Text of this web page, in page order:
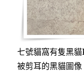
七號貓窩有隻黑
被剪耳的黑貓圖像